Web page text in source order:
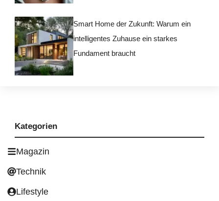
Smart Home der Zukunft: Warum ein
intelligentes Zuhause ein starkes
Fundament braucht
Kategorien
Magazin
Technik
Lifestyle